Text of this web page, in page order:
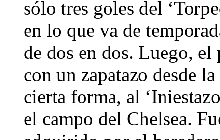
sólo tres goles del
en lo que va de
de dos en dos. Luego,
con un zapatazo desde
cierta forma, al
el campo del Chelsea.